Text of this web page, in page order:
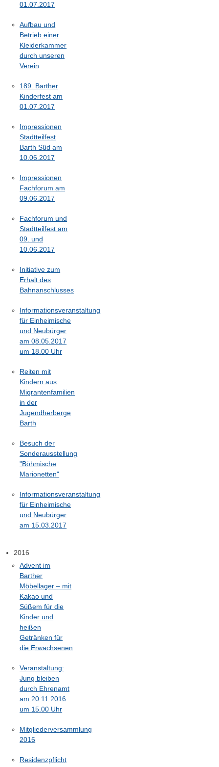
01.07.2017
Aufbau und
Betrieb einer
Kleiderkammer
durch unseren
Verein
189. Barther
Kinderfest am
01.07.2017
Impressionen
Stadtteilfest
Barth Süd am
10.06.2017
Impressionen
Fachforum am
09.06.2017
Fachforum und
Stadtteilfest am
09. und
10.06.2017
Initiative zum
Erhalt des
Bahnanschlusses
Informationsveranstaltung
für Einheimische
und Neubürger
am 08.05.2017
um 18.00 Uhr
Reiten mit
Kindern aus
Migrantenfamilien
in der
Jugendherberge
Barth
Besuch der
Sonderausstellung
"Böhmische
Marionetten"
Informationsveranstaltung
für Einheimische
und Neubürger
am 15.03.2017
2016
Advent im
Barther
Möbellager – mit
Kakao und
Süßem für die
Kinder und
heißen
Getränken für
die Erwachsenen
Veranstaltung:
Jung bleiben
durch Ehrenamt
am 20.11.2016
um 15.00 Uhr
Mitgliederversammlung
2016
Residenzpflicht